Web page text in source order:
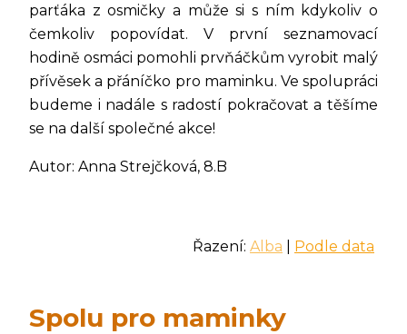
parťáka z osmičky a může si s ním kdykoliv o
čemkoliv popovídat. V první seznamovací
hodině osmáci pomohli prvňáčkům vyrobit malý
přívěsek a přáníčko pro maminku. Ve spolupráci
budeme i nadále s radostí pokračovat a těšíme
se na další společné akce!
Autor: Anna Strejčková, 8.B
Řazení: Alba Podle data
Spolu pro maminky